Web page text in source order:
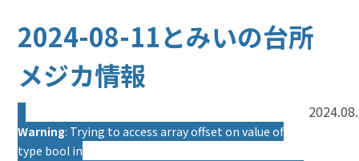
2024-08-11とみいの台所
メジカ情報
Warning: Trying to access array offset on value of
type bool in